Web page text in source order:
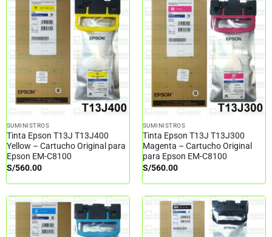
SUMINISTROS
Tinta Epson T13J T13J400
Yellow – Cartucho Original para
Epson EM-C8100
S/560.00
SUMINISTROS
Tinta Epson T13J T13J300
Magenta – Cartucho Original
para Epson EM-C8100
S/560.00